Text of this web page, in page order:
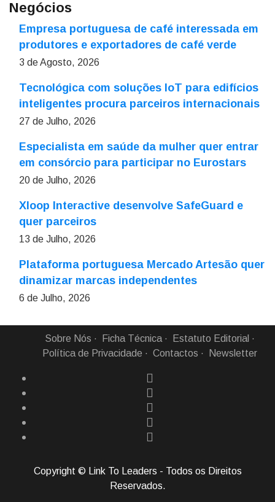
Negócios
Empresa portuguesa de café interessada em
produtores e exportadores de café verde
3 de Agosto, 2026
Tecnológica com soluções IoT para edifícios
inteligentes procura parceiros internacionais
27 de Julho, 2026
Especialista em saúde da mulher quer entrar
em consórcio para participar no Eurostars
20 de Julho, 2026
Xloop Interactive desenvolve SafeGuard e
quer parceiros
13 de Julho, 2026
Plataforma portuguesa Mercado Artesão quer
dinamizar marcas independentes
6 de Julho, 2026
Sobre Nós Ficha Técnica
Estatuto Editorial
Política de Privacidade
Contactos Newsletter
Copyright © Link To Leaders - Todos os Direitos
Reservados.